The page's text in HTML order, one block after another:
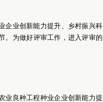
企业创新能力提升、乡村振兴科
。为做好评审工作，进入评审的
业良种工程种业企业创新能力提